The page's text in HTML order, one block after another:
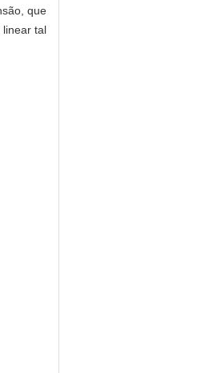
que
linear tal